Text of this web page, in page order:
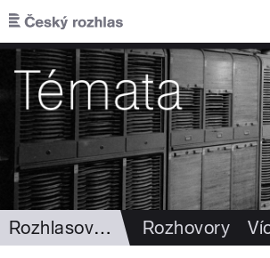
Přejít k hlavnímu obsahu
Rozhlasová historie Rozhovory